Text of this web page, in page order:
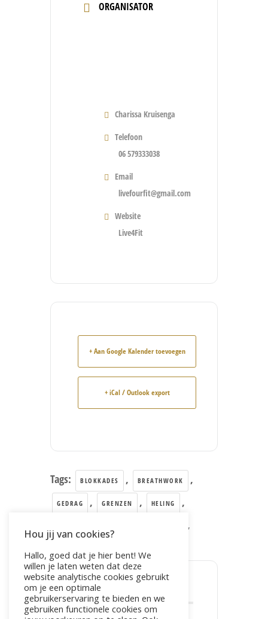
ORGANISATOR
Charissa Kruisenga
Telefoon
06 579333038
Email
livefourfit@gmail.com
Website
Live4Fit
+ Aan Google Kalender toevoegen
+ iCal / Outlook export
Tags: BLOKKADES , BREATHWORK ,
GEDRAG , GRENZEN , HELING ,
,
DEEL DIT EVENEMENT
Hou jij van cookies?
Hallo, goed dat je hier bent! We
willen je laten weten dat deze
website analytische cookies gebruikt
om je een optimale
gebruikerservaring te bieden en we
gebruiken functionele cookies om